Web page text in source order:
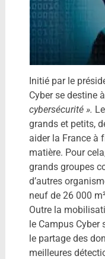
Initié par le
Cyber se destine
cybersécurité ».
grands et petits,
aider la France à
matière. Pour
grands groupes
d’autres
neuf de 26 000
Outre la
le Campus Cyber
le partage des
meilleures